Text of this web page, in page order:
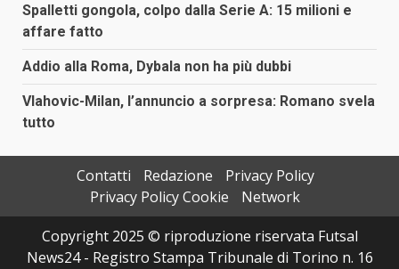
Spalletti gongola, colpo dalla Serie A: 15 milioni e
affare fatto
Addio alla Roma, Dybala non ha più dubbi
Vlahovic-Milan, l’annuncio a sorpresa: Romano svela
tutto
Contatti Redazione
Privacy Policy
Privacy Policy Cookie
Network
Copyright 2025 © riproduzione riservata Futsal
News24 - Registro Stampa Tribunale di Torino n. 16